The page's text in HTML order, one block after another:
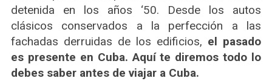
detenida en los años ‘50. Desde los autos
clásicos conservados a la perfección a las
fachadas derruidas de los edificios, el pasado
es presente en Cuba. Aquí te diremos todo lo
debes saber antes de viajar a Cuba.